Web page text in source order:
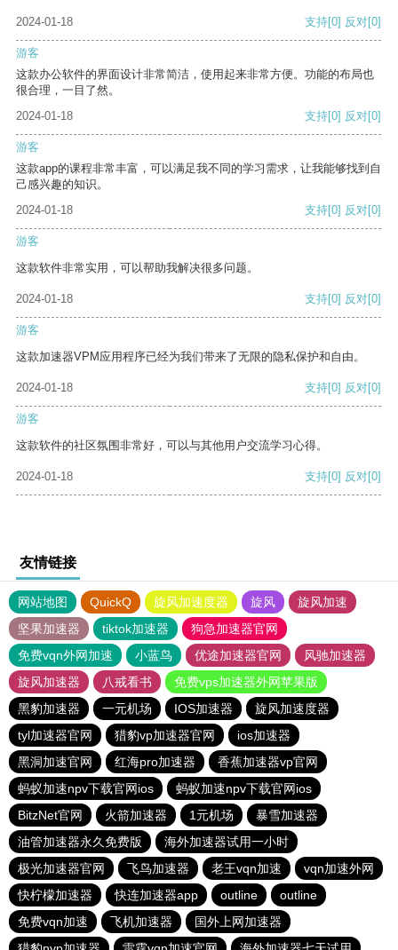
2024-01-18 支持[0] 反对[0]
游客
这款办公软件的界面设计非常简洁，使用起来非常方便。功能的布局也
很合理，一目了然。
2024-01-18
支持[0] 反对[0]
游客
这款app的课程非常丰富，可以满足我不同的学习需求，让我能够找到自
己感兴趣的知识。
2024-01-18
支持[0] 反对[0]
游客
这款软件非常实用，可以帮助我解决很多问题。
2024-01-18 支持[0] 反对[0]
游客
这款加速器VPM应用程序已经为我们带来了无限的隐私保护和自由。
2024-01-18 支持[0] 反对[0]
游客
这款软件的社区氛围非常好，可以与其他用户交流学习心得。
2024-01-18 支持[0] 反对[0]
友情链接
网站地图 QuickQ 旋风加速度器 旋风
旋风加速
坚果加速器
tiktok加速器
狗急加速器官网
免费vqn外网加速
小蓝鸟 优途加速器官网
风驰加速器
旋风加速器
八戒看书
免费vps加速器外网苹果版
黑豹加速器
一元机场 IOS加速器
旋风加速度器
tyl加速器官网
猎豹vp加速器官网
ios加速器
黑洞加速官网
红海pro加速器
香蕉加速器vp官网
蚂蚁加速npv下载官网ios
蚂蚁加速npv下载官网ios
BitzNet官网
火箭加速器 1元机场
暴雪加速器
油管加速器永久免费版
海外加速器试用一小时
极光加速器官网
飞鸟加速器 老王vqn加速
vqn加速外网
快柠檬加速器
快连加速器app outline
outline
免费vqn加速
飞机加速器
国外上网加速器